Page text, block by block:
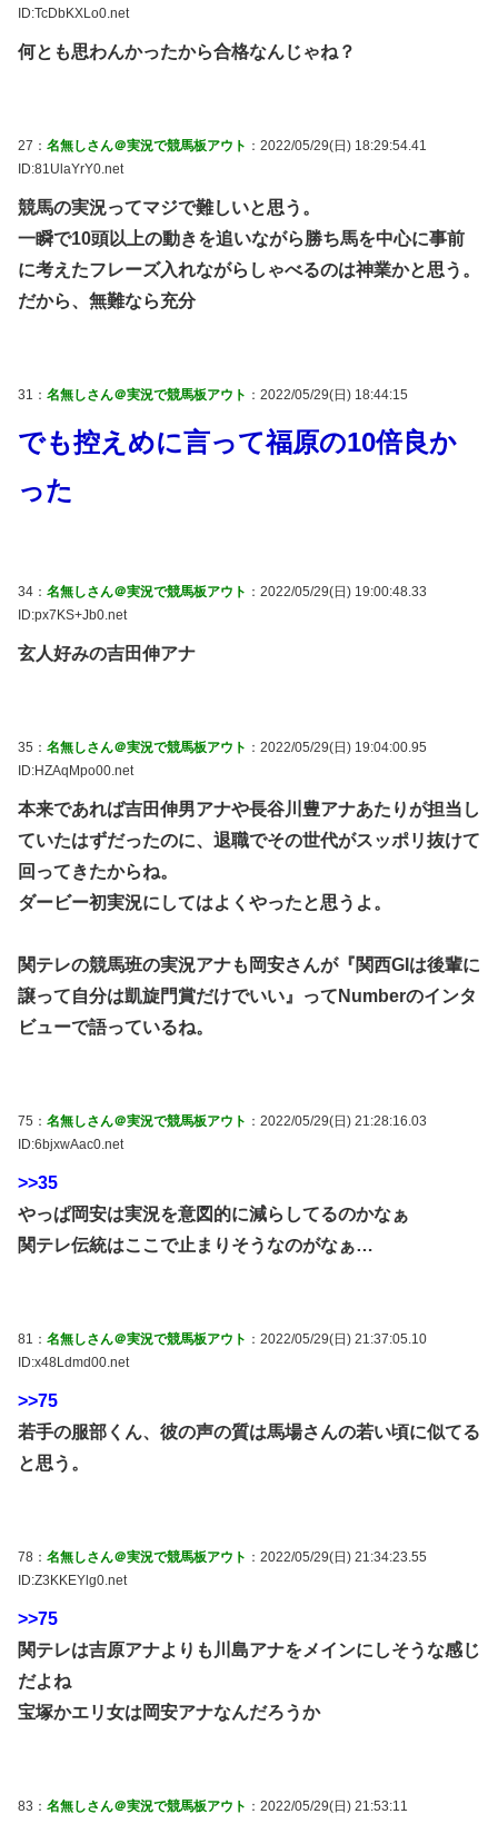
ID:TcDbKXLo0.net
何とも思わんかったから合格なんじゃね？
27： 名無しさん＠実況で競馬板アウト ：2022/05/29(日) 18:29:54.41
ID:81UlaYrY0.net
競馬の実況ってマジで難しいと思う。
一瞬で10頭以上の動きを追いながら勝ち馬を中心に事前
に考えたフレーズ入れながらしゃべるのは神業かと思う。
だから、無難なら充分
31： 名無しさん＠実況で競馬板アウト ：2022/05/29(日) 18:44:15
でも控えめに言って福原の10倍良か
った
34： 名無しさん＠実況で競馬板アウト ：2022/05/29(日) 19:00:48.33
ID:px7KS+Jb0.net
玄人好みの吉田伸アナ
35： 名無しさん＠実況で競馬板アウト ：2022/05/29(日) 19:04:00.95
ID:HZAqMpo00.net
本来であれば吉田伸男アナや長谷川豊アナあたりが担当し
ていたはずだったのに、退職でその世代がスッポリ抜けて
回ってきたからね。
ダービー初実況にしてはよくやったと思うよ。
関テレの競馬班の実況アナも岡安さんが『関西GIは後輩に
譲って自分は凱旋門賞だけでいい』ってNumberのインタ
ビューで語っているね。
75： 名無しさん＠実況で競馬板アウト ：2022/05/29(日) 21:28:16.03
ID:6bjxwAac0.net
>>35
やっぱ岡安は実況を意図的に減らしてるのかなぁ
関テレ伝統はここで止まりそうなのがなぁ…
81： 名無しさん＠実況で競馬板アウト ：2022/05/29(日) 21:37:05.10
ID:x48Ldmd00.net
>>75
若手の服部くん、彼の声の質は馬場さんの若い頃に似てる
と思う。
78： 名無しさん＠実況で競馬板アウト ：2022/05/29(日) 21:34:23.55
ID:Z3KKEYlg0.net
>>75
関テレは吉原アナよりも川島アナをメインにしそうな感じ
だよね
宝塚かエリ女は岡安アナなんだろうか
83： 名無しさん＠実況で競馬板アウト ：2022/05/29(日) 21:53:11